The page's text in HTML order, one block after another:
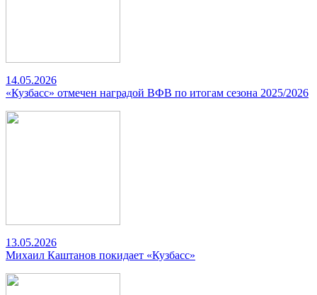
14.05.2026
«Кузбасс» отмечен наградой ВФВ по итогам сезона 2025/2026
13.05.2026
Михаил Каштанов покидает «Кузбасс»